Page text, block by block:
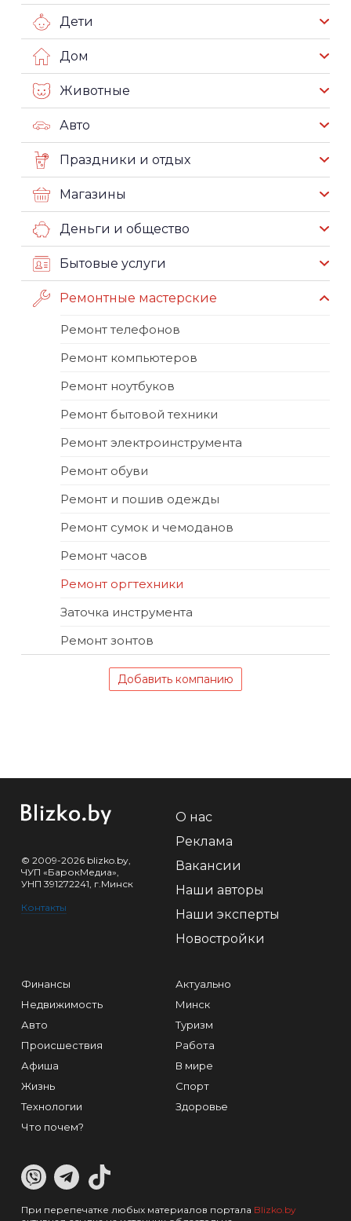
Дети
Дом
Животные
Авто
Праздники и отдых
Магазины
Деньги и общество
Бытовые услуги
Ремонтные мастерские
Ремонт телефонов
Ремонт компьютеров
Ремонт ноутбуков
Ремонт бытовой техники
Ремонт электроинструмента
Ремонт обуви
Ремонт и пошив одежды
Ремонт сумок и чемоданов
Ремонт часов
Ремонт оргтехники
Заточка инструмента
Ремонт зонтов
Добавить компанию
© 2009-2026 blizko.by,
ЧУП «БарокМедиа»,
УНП 391272241, г.Минск
Контакты
О нас
Реклама
Вакансии
Наши авторы
Наши эксперты
Новостройки
Финансы
Недвижимость
Авто
Происшествия
Афиша
Жизнь
Технологии
Что почем?
Актуально
Минск
Туризм
Работа
В мире
Спорт
Здоровье
При перепечатке любых материалов портала Blizko.by